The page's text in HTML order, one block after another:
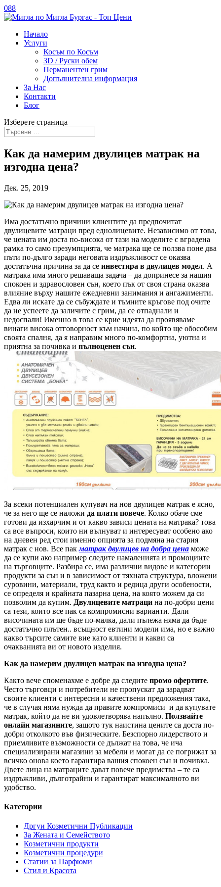
088
Начало
Услуги
Косъм по Косъм
3D / Руски обем
Перманентен грим
Допълнителна информация
За Нас
Контакти
Блог
Изберете страница
Как да намерим двулицев матрак на
изгодна цена?
Дек. 25, 2019
Има достатъчно причини клиентите да предпочитат
двулицевите матраци пред еднолицевите. Независимо от това,
че цената им доста по-висока от тази на моделите с вградена
рамка то само презумпцията, че матрака ще се ползва поне два
пъти по-дълго заради неговата издръжливост се оказва
достатъчна причина за да се инвестира в двулицев модел. А
матрака има много решаваща задача – да допринесе за нашия
спокоен и здравословен сън, което пък от своя страна оказва
влияние върху нашите ежедневни занимания и ангажименти.
Едва ли искате да се събуждате и тъмните кръгове под очите
да не успеете да заличите с грим, да се отпаднали и
недоспали! Именно в това се крие идеята да проявяваме
винаги висока отговорност към начина, по който ще обособим
своята спалня, да я направим много по-комфортна, уютна и
приятна за почивка и пълноценен сън.
За всеки потенциален купувач на нов двулицев матрак е ясно,
че за него ще се наложи да плати повече. Колко обаче сме
готови да изхарчим и от какво зависи цената на матрака? това
са все въпроси, които ни вълнуват и интересуват особено ако
на дневен ред стои именно опцията за подмяна на стария
матрак с нов. Все пакматрак двулицев на добра цена може
да се купи ако например следите намаленията и промоциите
на търговците. Разбира се, има различни видове и категории
продукти за сън и в зависимост от тяхната структура, вложени
суровини, материали, труд както и редица други особености,
се определя и крайната пазарна цена, на която можем да си
позволим да купим. Двулицевите матраци на по-добри цени
са тези, които все пак са компромисни варианти. Дали
височината им ще бъде по-малка, дали пълежа няма да бъде
достатъчно плътен.. всъщност евтини модели има, но е важно
какво търсите самите вие като клиенти и какви са
очакванията ви от новото изделия.
Как да намерим двулицев матрак на изгодна цена?
Както вече споменахме е добре да следите промо офертите.
Често търговци и потребители не пропускат да зарадват
своите клиенти с интересни и качествени предложения така,
че в случая няма нужда да правите компромиси и да купувате
матрак, който да не ви удовлетворява напълно. Ползвайте
онлайн магазините, защото тук наистина цените са доста по-
добри отколкото във физическите. Безспорно лидерството и
приемливите възможности се дължат на това, че ича
специализирани магазини за мебели и могат да се погрижат за
всичко онова което гарантира вашия спокоен сън и почивка.
Двете лица на матраците дават повече предимства – те са
издръжливи, дълготрайни и гарантират максималното ви
удобство.
Категории
Дргуи Козметични Публикации
За Жената и Семейството
Козметични продукти
Козметични процедури
Статии за Парфюми
Стил и Красота